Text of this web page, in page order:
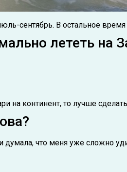
сентябрь. В остальное
лететь на
на континент, то лучше
что меня уже сложно